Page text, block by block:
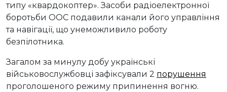
типу «квардокоптер». Засоби радіоелектронної
боротьби ООС подавили канали його управління
та навігації, що унеможливило роботу
безпілотника.
Загалом за минулу добу українські
військовослужбовці зафіксували 2 порушення
проголошеного режиму припинення вогню.